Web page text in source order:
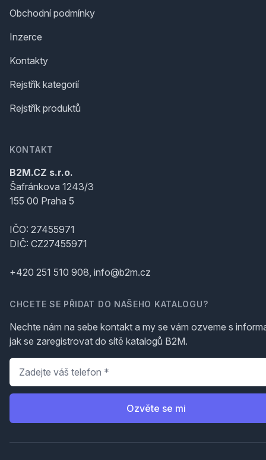
Obchodní podmínky
Inzerce
Kontakty
Rejstřík kategorií
Rejstřík produktů
KONTAKT
B2M.CZ s.r.o.
Šafránkova 1243/3
155 00 Praha 5
IČO: 27455971
DIČ: CZ27455971
+420 251 510 908, info@b2m.cz
CHCETE SE PŘIDAT DO NAŠEHO KATALOGU?
Nechte nám na sebe kontakt a my se vám ozveme s
jak se zaregistrovat do sítě katalogů B2M.
Telefon
Ozvěte se mi